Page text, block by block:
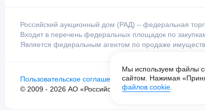
Российский аукционный дом (РАД) – федеральная
Входит в перечень федеральных площадок по
Является федеральным агентом по продаже
Пользовательское соглашениеПолитика
© 2009 - 2026 АО «Российский аукционный дом»
Мы используем файлы
сайтом. Нажимая
файлов cookie